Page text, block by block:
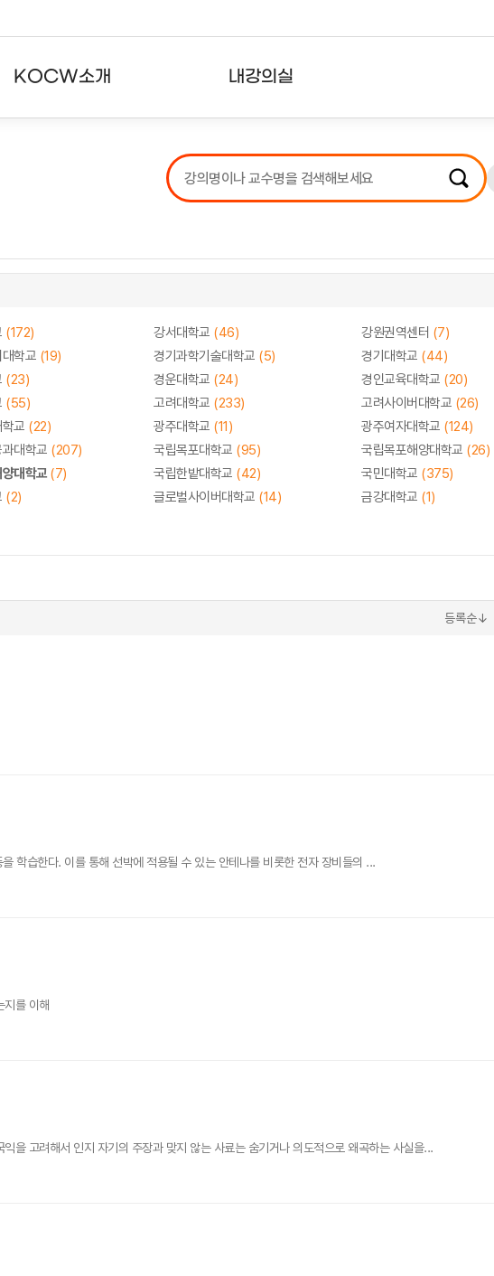
KOCW소개 내강의실
강의리스트
수강확인증강의
(172) 강서대학교 (46) 강원권역센터 (7)
학교 (19) 경기과학기술대학교 (5) 경기대학교 (44)
(23) 경운대학교 (24) 경인교육대학교 (20)
(55) 고려대학교 (233) 고려사이버대학교 (26)
교 (22) 광주대학교 (11) 광주여자대학교 (124)
대학교 (207) 국립목포대학교 (95) 국립목포해양대학교 (26)
대학교(7) 국립한밭대학교 (42) 국민대학교 (375)
(2) 글로벌사이버대학교 (14) 금강대학교 (1)
등록순↓
학습한다. 이를 통해 선박에 적용될 수 있는 안테나를 비롯한 전자 장비들의 ...
지를 이해
을 고려해서 인지 자기의 주장과 맞지 않는 사료는 숨기거나 의도적으로 왜곡하는 사실을...